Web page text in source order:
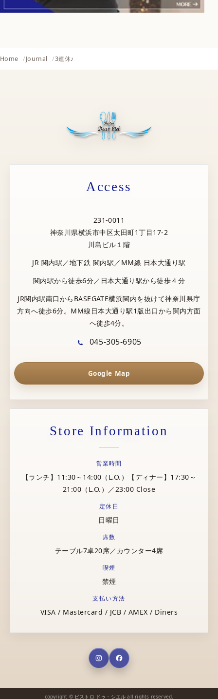
Home Journal 3連休♪
Access
231-0011
神奈川県横浜市中区太田町1丁目17-2
川島ビル１階
JR 関内駅／地下鉄 関内駅／MM線 日本大通り駅
関内駅から徒歩6分／日本大通り駅から徒歩４分
JR関内駅南口からBASEGATE横浜関内を抜けて神奈川県庁
方向へ徒歩6分。MM線日本大通り駅1版出口から関内方面
へ徒歩4分。
045-305-6905
Google Map
Store Information
営業時間
【ランチ】11:30～14:00（L.O.）【ディナー】17:30～
21:00（L.O.）／23:00 Close
定休日
日曜日
席数
テーブル7卓20席／カウンター4席
喫煙
禁煙
支払い方法
VISA / Mastercard / JCB / AMEX / Diners
copyright © ビストロ ドゥ・シエル all rights reserved.